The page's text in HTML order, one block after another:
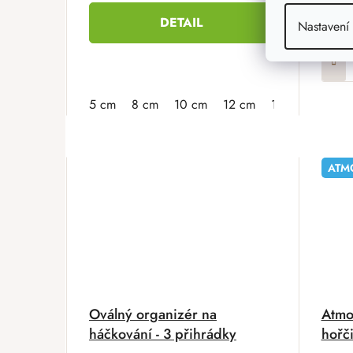
Nastavení
DETAIL
5 cm 8 cm 10 cm 12 cm 13 cm
186
Oválný organizér na
háčkování - 3 přihrádky